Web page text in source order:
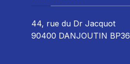
44, rue du Dr Jacquot
90400 DANJOUTIN BP36